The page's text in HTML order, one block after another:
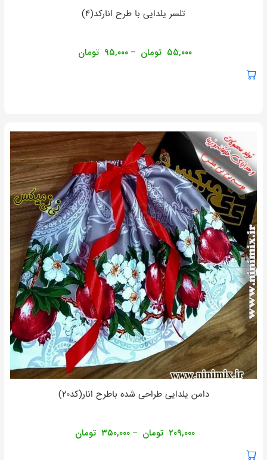
تلسر یلدایی با طرح انارکد(۴)
۵۵,۰۰۰ تومان – ۹۵,۰۰۰ تومان
دامن یلدایی طراحی شده باطرح انار(کد۲۰)
۲۰۹,۰۰۰ تومان – ۳۵۰,۰۰۰ تومان